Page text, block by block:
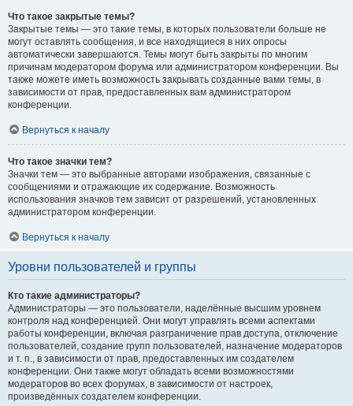
Что такое закрытые темы?
Закрытые темы — это такие темы, в которых пользователи больше не
могут оставлять сообщения, и все находящиеся в них опросы
автоматически завершаются. Темы могут быть закрыты по многим
причинам модератором форума или администратором конференции. Вы
также можете иметь возможность закрывать созданные вами темы, в
зависимости от прав, предоставленных вам администратором
конференции.
Вернуться к началу
Что такое значки тем?
Значки тем — это выбранные авторами изображения, связанные с
сообщениями и отражающие их содержание. Возможность
использования значков тем зависит от разрешений, установленных
администратором конференции.
Вернуться к началу
Уровни пользователей и группы
Кто такие администраторы?
Администраторы — это пользователи, наделённые высшим уровнем
контроля над конференцией. Они могут управлять всеми аспектами
работы конференции, включая разграничение прав доступа, отключение
пользователей, создание групп пользователей, назначение модераторов
и т. п., в зависимости от прав, предоставленных им создателем
конференции. Они также могут обладать всеми возможностями
модераторов во всех форумах, в зависимости от настроек,
произведённых создателем конференции.